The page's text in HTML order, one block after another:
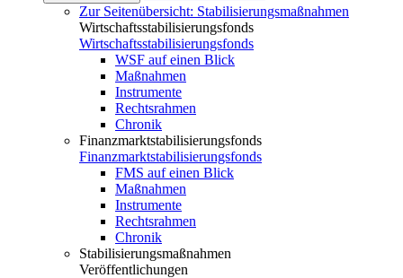
Zur Seitenübersicht: Stabilisierungsmaßnahmen
Wirtschaftsstabilisierungsfonds
Wirtschaftsstabilisierungsfonds
WSF auf einen Blick
Maßnahmen
Instrumente
Rechtsrahmen
Chronik
Finanzmarktstabilisierungsfonds
Finanzmarktstabilisierungsfonds
FMS auf einen Blick
Maßnahmen
Instrumente
Rechtsrahmen
Chronik
Stabilisierungsmaßnahmen
Veröffentlichungen